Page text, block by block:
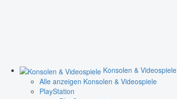
Konsolen & Videospiele
Alle anzeigen Konsolen & Videospiele
PlayStation